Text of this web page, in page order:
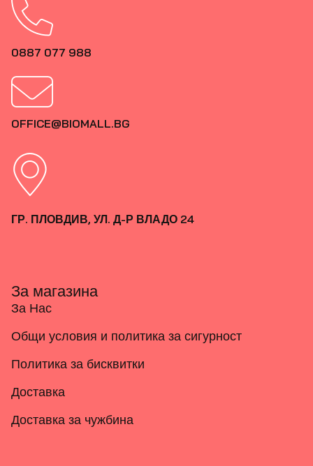
0887 077 988
OFFICE@BIOMALL.BG
ГР. ПЛОВДИВ, УЛ. Д-Р ВЛАДО 24
За магазина
За Нас
Общи условия и политика за сигурност
Политика за бисквитки
Доставка
Доставка за чужбина